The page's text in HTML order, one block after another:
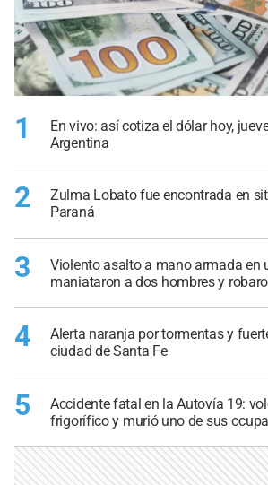
1
En vivo: así cotiza el dólar hoy,
Argentina
2
Zulma Lobato fue encontrada en
Paraná
3
Violento asalto a mano armada en
maniataron a dos hombres y
4
Alerta naranja por tormentas y
ciudad de Santa Fe
5
Accidente fatal en la Autovía 19:
frigorífico y murió uno de sus